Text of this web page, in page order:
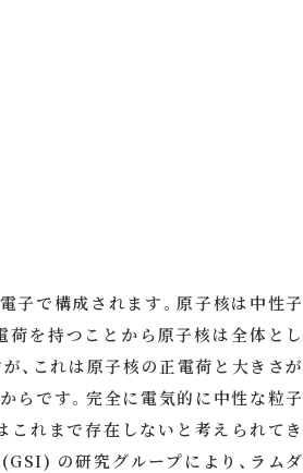
子で構成されます。原子核は中性子
を持つことから原子核は全体とし
、これは原子核の正電荷と大きさが
らです。完全に電気的に中性な粒子
れまで存在しないと考えられてき
の研究グループにより、ラムダ